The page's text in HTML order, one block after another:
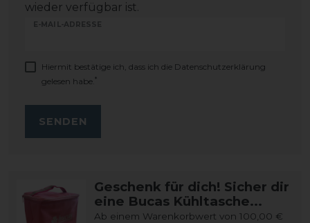
wieder verfügbar ist.
E-MAIL-ADRESSE
Hiermit bestätige ich, dass ich die Daten­schutz­erklärung
gelesen habe. *
SENDEN
Geschenk für dich! Sicher dir
eine Bucas Kühltasche...
Ab einem Warenkorbwert von 100,00 €